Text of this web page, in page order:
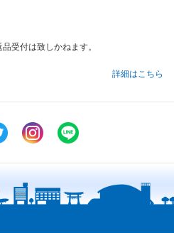
受付は致しかねます。
詳細はこちら